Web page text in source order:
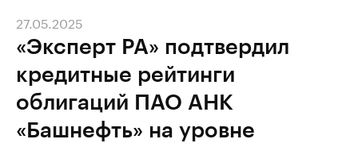
«Эксперт РА» подтвердил
кредитные рейтинги
облигаций ПАО АНК
«Башнефть» на уровне
27.05.2025